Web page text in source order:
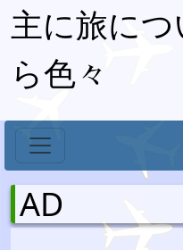
主に旅に
ら色々
AD